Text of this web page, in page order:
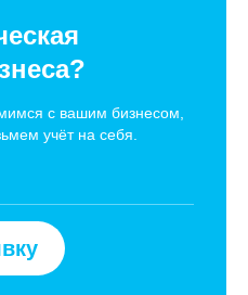
с вашим бизнесом,
учёт на себя.